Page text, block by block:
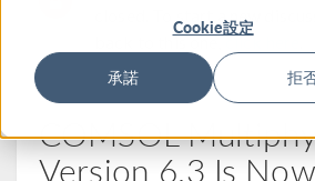
Cookie設定
承諾 拒
closed. To start a new
back to this one,click here
COMSOL
Version 6.3 Is Now